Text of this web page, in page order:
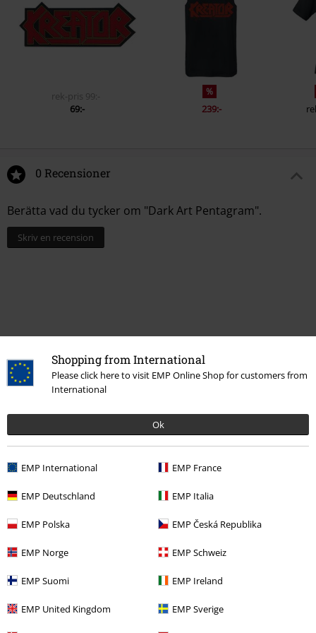
Shopping from International
Please click here to visit EMP Online Shop for customers from
International
Ok
EMP International EMP France
EMP Deutschland EMP Italia
EMP Polska EMP Česká Republika
EMP Norge EMP Schweiz
EMP Suomi EMP Ireland
EMP United Kingdom EMP Sverige
rek-pris
99:-
69:-
%
239:-
0 Recensioner
Berätta vad du tycker om "Dark Art Pentagram".
Skriv en recension
More categories. More options.